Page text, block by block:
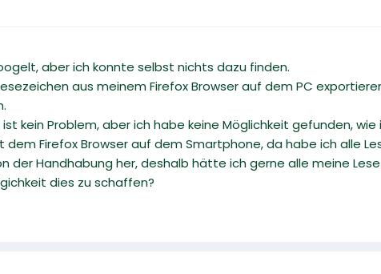
aber ich konnte selbst nichts dazu finden.
aus meinem Firefox Browser auf dem PC
kein Problem, aber ich habe keine Möglichkeit gefunden,
dem Firefox Browser auf dem Smartphone, da habe ich alle
der Handhabung her, deshalb hätte ich gerne alle meine
dies zu schaffen?